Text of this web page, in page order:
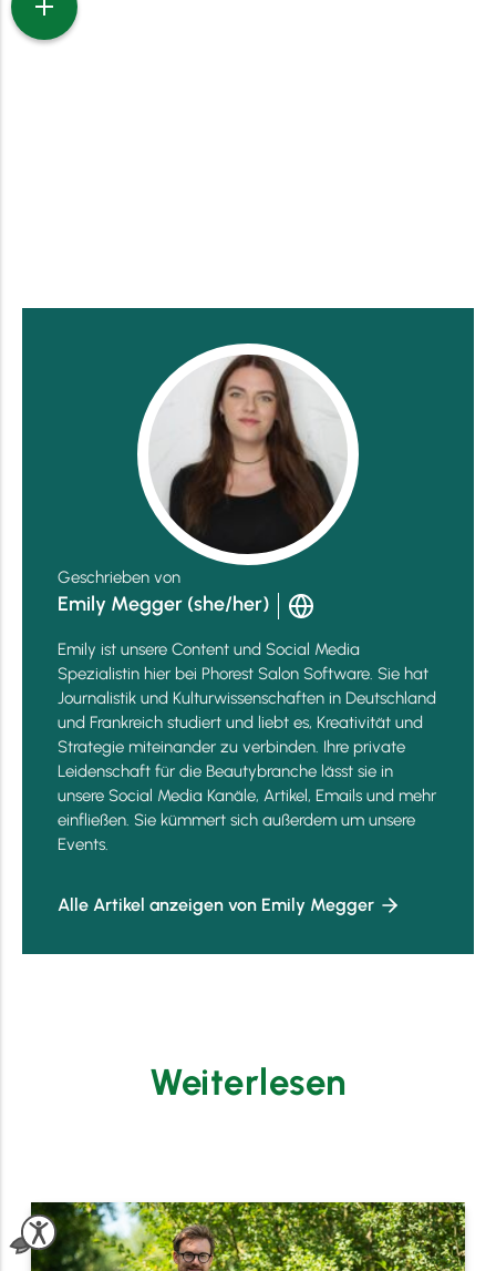
Geschrieben von
Emily Megger (she/her)
Emily ist unsere Content und Social Media
Spezialistin hier bei Phorest Salon Software. Sie hat
Journalistik und Kulturwissenschaften in Deutschland
und Frankreich studiert und liebt es, Kreativität und
Strategie miteinander zu verbinden. Ihre private
Leidenschaft für die Beautybranche lässt sie in
unsere Social Media Kanäle, Artikel, Emails und mehr
einfließen. Sie kümmert sich außerdem um unsere
Events.
Alle Artikel anzeigen von Emily Megger
Weiterlesen